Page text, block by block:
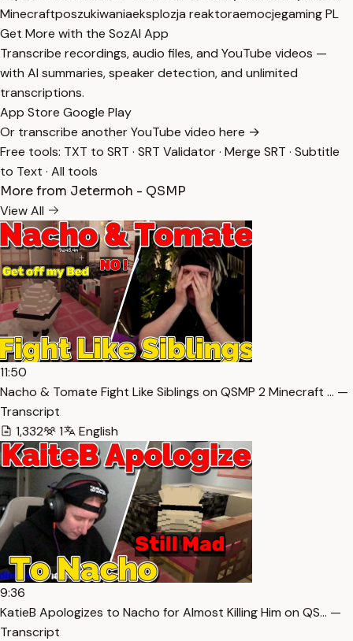
Minecraftposzukiwaniaeksplozja reaktoraemocjegaming PL
Get More with the SozAI App
Transcribe recordings, audio files, and YouTube videos —
with AI summaries, speaker detection, and unlimited
transcriptions.
App Store Google Play
Or transcribe another YouTube video here →
Free tools: TXT to SRT · SRT Validator· Merge SRT · Subtitle
to Text · All tools
More from Jetermoh - QSMP
View All
11:50
Nacho & Tomate Fight Like Siblings on QSMP 2 Minecraft … —
Transcript
1,332
1 English
9:36
KatieB Apologizes to Nacho for Almost Killing Him on QS… —
Transcript